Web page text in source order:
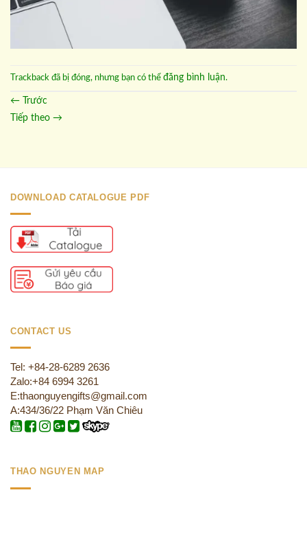
Trackback đã bị đóng, nhưng bạn có thể đăng bình luận.
← Trước
Tiếp theo →
DOWNLOAD CATALOGUE PDF
CONTACT US
Tel: +84-28-6289 2636
Zalo:+84 6994 3261
E:thaonguyengifts@gmail.com
A:434/36/22 Phạm Văn Chiêu
THAO NGUYEN MAP